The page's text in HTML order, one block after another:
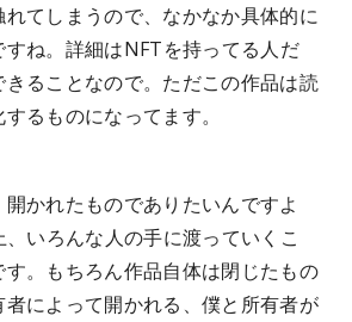
てしまうので、なかなか具体的に
すね。詳細はNFTを持ってる人だ
ることなので。ただこの作品は読
るものになってます。
かれたものでありたいんですよ
いろんな人の手に渡っていくこ
す。もちろん作品自体は閉じたもの
によって開かれる、僕と所有者が